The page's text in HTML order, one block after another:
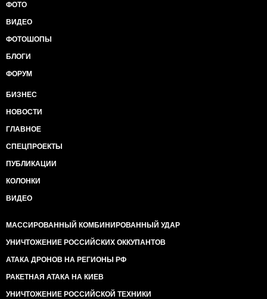
ФОТО
ВИДЕО
ФОТОШОПЫ
БЛОГИ
ФОРУМ
БИЗНЕС
НОВОСТИ
ГЛАВНОЕ
СПЕЦПРОЕКТЫ
ПУБЛИКАЦИИ
КОЛОНКИ
ВИДЕО
МАССИРОВАННЫЙ КОМБИНИРОВАННЫЙ УДАР
УНИЧТОЖЕНИЕ РОССИЙСКИХ ОККУПАНТОВ
АТАКА ДРОНОВ НА РЕГИОНЫ РФ
РАКЕТНАЯ АТАКА НА КИЕВ
УНИЧТОЖЕНИЕ РОССИЙСКОЙ ТЕХНИКИ